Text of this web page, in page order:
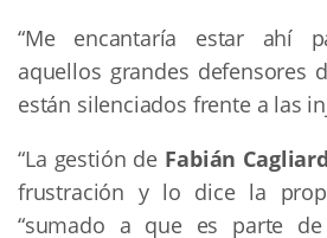
“Me encantaría estar ahí
aquellos grandes defensores
están silenciados frente a las
“La gestión de Fabián
frustración y lo dice la
“sumado a que es parte